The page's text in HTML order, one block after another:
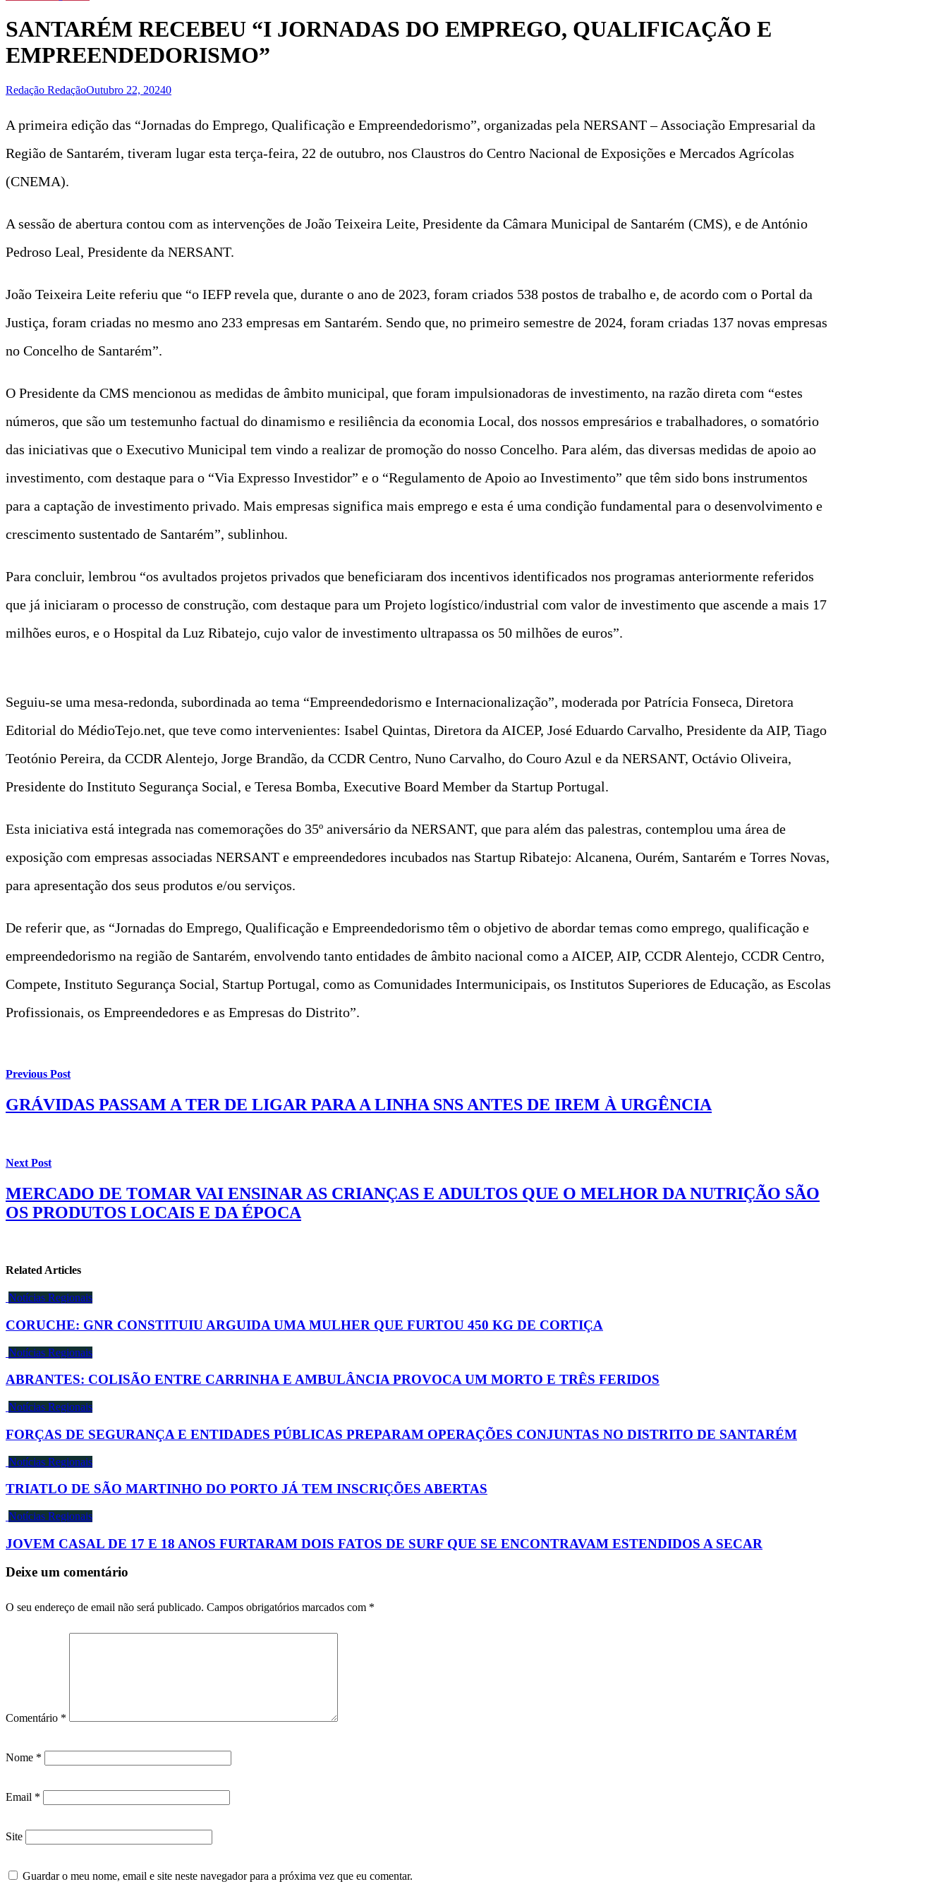
SANTARÉM RECEBEU “I JORNADAS DO EMPREGO, QUALIFICAÇÃO E
EMPREENDEDORISMO”
Redação RedaçãoOutubro 22, 20240
A primeira edição das “Jornadas do Emprego, Qualificação e Empreendedorismo”, organizadas pela NERSANT – Associação Empresarial da
Região de Santarém, tiveram lugar esta terça-feira, 22 de outubro, nos Claustros do Centro Nacional de Exposições e Mercados Agrícolas
(CNEMA).
A sessão de abertura contou com as intervenções de João Teixeira Leite, Presidente da Câmara Municipal de Santarém (CMS), e de António
Pedroso Leal, Presidente da NERSANT.
João Teixeira Leite referiu que “o IEFP revela que, durante o ano de 2023, foram criados 538 postos de trabalho e, de acordo com o Portal da
Justiça, foram criadas no mesmo ano 233 empresas em Santarém. Sendo que, no primeiro semestre de 2024, foram criadas 137 novas empresas
no Concelho de Santarém”.
O Presidente da CMS mencionou as medidas de âmbito municipal, que foram impulsionadoras de investimento, na razão direta com “estes
números, que são um testemunho factual do dinamismo e resiliência da economia Local, dos nossos empresários e trabalhadores, o somatório
das iniciativas que o Executivo Municipal tem vindo a realizar de promoção do nosso Concelho. Para além, das diversas medidas de apoio ao
investimento, com destaque para o “Via Expresso Investidor” e o “Regulamento de Apoio ao Investimento” que têm sido bons instrumentos
para a captação de investimento privado. Mais empresas significa mais emprego e esta é uma condição fundamental para o desenvolvimento e
crescimento sustentado de Santarém”, sublinhou.
Para concluir, lembrou “os avultados projetos privados que beneficiaram dos incentivos identificados nos programas anteriormente referidos
que já iniciaram o processo de construção, com destaque para um Projeto logístico/industrial com valor de investimento que ascende a mais 17
milhões euros, e o Hospital da Luz Ribatejo, cujo valor de investimento ultrapassa os 50 milhões de euros”.
Seguiu-se uma mesa-redonda, subordinada ao tema “Empreendedorismo e Internacionalização”, moderada por Patrícia Fonseca, Diretora
Editorial do MédioTejo.net, que teve como intervenientes: Isabel Quintas, Diretora da AICEP, José Eduardo Carvalho, Presidente da AIP, Tiago
Teotónio Pereira, da CCDR Alentejo, Jorge Brandão, da CCDR Centro, Nuno Carvalho, do Couro Azul e da NERSANT, Octávio Oliveira,
Presidente do Instituto Segurança Social, e Teresa Bomba, Executive Board Member da Startup Portugal.
Esta iniciativa está integrada nas comemorações do 35º aniversário da NERSANT, que para além das palestras, contemplou uma área de
exposição com empresas associadas NERSANT e empreendedores incubados nas Startup Ribatejo: Alcanena, Ourém, Santarém e Torres Novas,
para apresentação dos seus produtos e/ou serviços.
De referir que, as “Jornadas do Emprego, Qualificação e Empreendedorismo têm o objetivo de abordar temas como emprego, qualificação e
empreendedorismo na região de Santarém, envolvendo tanto entidades de âmbito nacional como a AICEP, AIP, CCDR Alentejo, CCDR Centro,
Compete, Instituto Segurança Social, Startup Portugal, como as Comunidades Intermunicipais, os Institutos Superiores de Educação, as Escolas
Profissionais, os Empreendedores e as Empresas do Distrito”.
Previous Post
GRÁVIDAS PASSAM A TER DE LIGAR PARA A LINHA SNS ANTES DE IREM À URGÊNCIA
Next Post
MERCADO DE TOMAR VAI ENSINAR AS CRIANÇAS E ADULTOS QUE O MELHOR DA NUTRIÇÃO SÃO
OS PRODUTOS LOCAIS E DA ÉPOCA
Related Articles
Notícias Regionais
CORUCHE: GNR CONSTITUIU ARGUIDA UMA MULHER QUE FURTOU 450 KG DE CORTIÇA
Notícias Regionais
ABRANTES: COLISÃO ENTRE CARRINHA E AMBULÂNCIA PROVOCA UM MORTO E TRÊS FERIDOS
Notícias Regionais
FORÇAS DE SEGURANÇA E ENTIDADES PÚBLICAS PREPARAM OPERAÇÕES CONJUNTAS NO DISTRITO DE SANTARÉM
Notícias Regionais
TRIATLO DE SÃO MARTINHO DO PORTO JÁ TEM INSCRIÇÕES ABERTAS
Notícias Regionais
JOVEM CASAL DE 17 E 18 ANOS FURTARAM DOIS FATOS DE SURF QUE SE ENCONTRAVAM ESTENDIDOS A SECAR
Deixe um comentário
O seu endereço de email não será publicado. Campos obrigatórios marcados com *
Comentário *
Nome *
Email *
Site
Guardar o meu nome, email e site neste navegador para a próxima vez que eu comentar.